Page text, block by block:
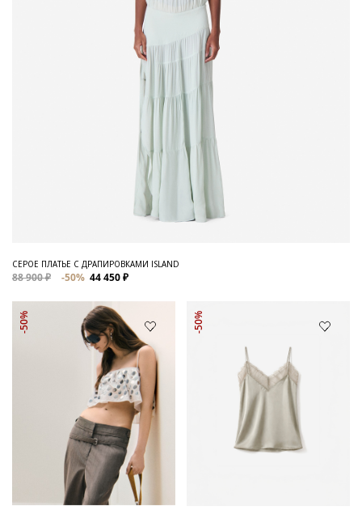
СЕРОЕ ПЛАТЬЕ С ДРАПИРОВКАМИ ISLAND
88 900 ₽ -50% 44 450 ₽
-50% -50%